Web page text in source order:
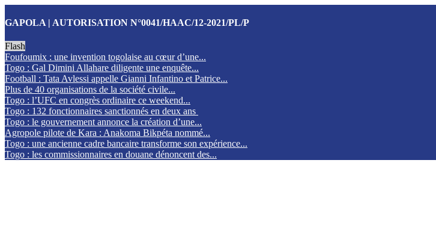
GAPOLA | AUTORISATION N°0041/HAAC/12-2021/PL/P
Flash
Foufoumix : une invention togolaise au cœur d’une...
Togo : Gal Dimini Allahare diligente une enquête...
Football : Tata Avlessi appelle Gianni Infantino et Patrice...
Plus de 40 organisations de la société civile...
Togo : l’UFC en congrès ordinaire ce weekend...
Togo : 132 fonctionnaires sanctionnés en deux ans
Togo : le gouvernement annonce la création d’une...
Agropole pilote de Kara : Anakoma Bikpéta nommé...
Togo : une ancienne cadre bancaire transforme son expérience...
Togo : les commissionnaires en douane dénoncent des...